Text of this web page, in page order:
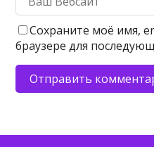
Сохраните моё имя,
браузере для